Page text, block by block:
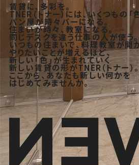
賃貸に、多彩を。
TNER（トナー）には、いくつもの「
パン屋が時々バーになる。
住まいが時々、教室になる。
同じデスクを違う仕事の人が使う。
いつもの住まいで、料理教室が開
やりたいことが増えるほど、
新しい「色」が生まれていく
新しい賃貸の形がTNER（トナー）。
ここから、あなたも新しい何かを
はじめてみませんか。